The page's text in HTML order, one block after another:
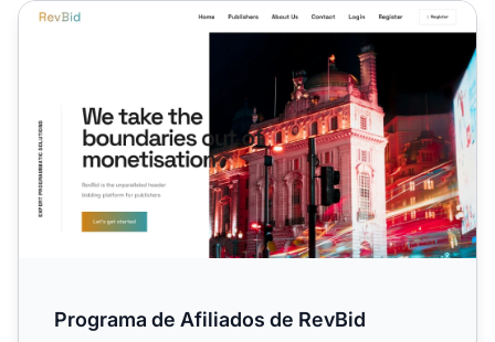
Programa de Afiliados de RevBid
Programa de Afiliados de RevBid